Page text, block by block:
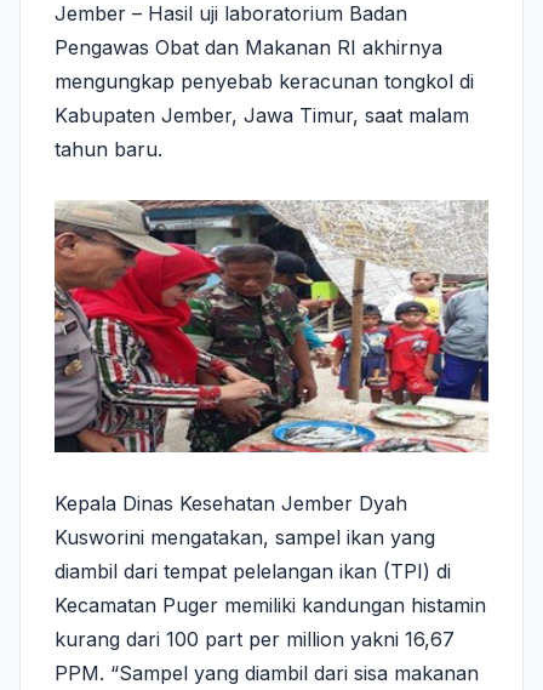
Jember – Hasil uji laboratorium Badan
Pengawas Obat dan Makanan RI akhirnya
mengungkap penyebab keracunan tongkol di
Kabupaten Jember, Jawa Timur, saat malam
tahun baru.
Kepala Dinas Kesehatan Jember Dyah
Kusworini mengatakan, sampel ikan yang
diambil dari tempat pelelangan ikan (TPI) di
Kecamatan Puger memiliki kandungan histamin
kurang dari 100 part per million yakni 16,67
PPM. “Sampel yang diambil dari sisa makanan